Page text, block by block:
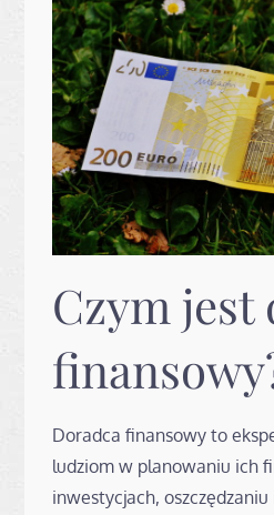
Czym jest
Doradca finansowy to
ludziom w planowaniu ich
inwestycjach,